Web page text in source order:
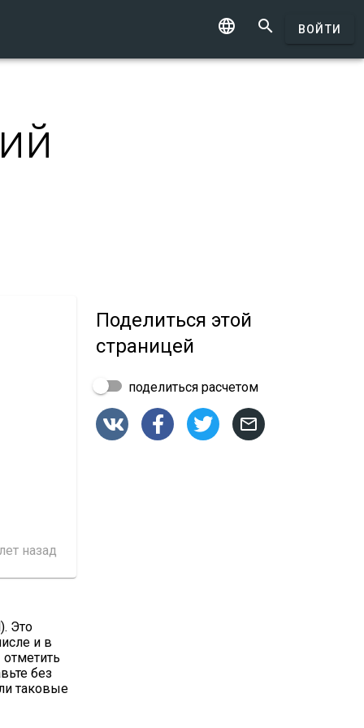
  ВОЙТИ
назад
Это
и в
без
таковые
Поделиться этой
страницей
поделиться расчетом
   